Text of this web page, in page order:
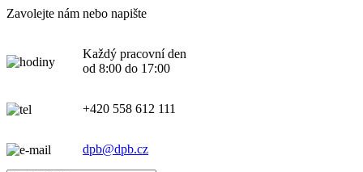
Zavolejte nám nebo napište
Každý pracovní den
od 8:00 do 17:00
+420 558 612 111
dpb@dpb.cz